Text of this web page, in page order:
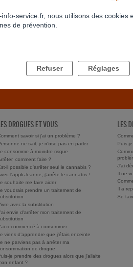
RETOUR
LES DROGUES ET VOUS
savoir si j'ai un problème ?
ne sait, je n'ose pas en parler
consomme à moindre risque
comment faire ?
il possible d'arrêter seul le cannabis ?
l'appli Jeanne, j'arrête le cannabis !
souhaite me faire aider
voudrais prendre un traitement de
avec la substitution
envie d'arrêter mon traitement de
recommencé à consommer
viens d'apprendre que j'étais enceinte
ne parviens pas à arrêter ma
de drogue
je prendre des drogues alors que j'allaite
enfant ?
LES
Puis-
J'ai
Il ne
Il a
Se
service.fr, nous utilisons des cookies
de prévention.
Refuser Réglages